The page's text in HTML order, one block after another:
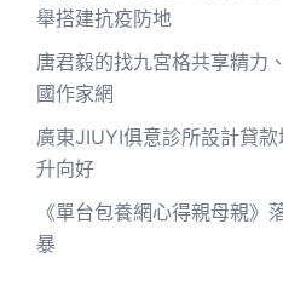
舉搭建抗疫防地
唐君毅的找九宮格共享精力
國作家網
廣東JIUYI俱意診所設計貸
升向好
《單台包養網心得親母親》
暴